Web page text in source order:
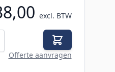
excl. BTW
Offerte aanvragen